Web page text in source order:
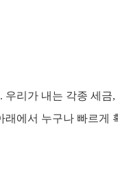
리가 내는 각종 세
에서 누구나 빠르게